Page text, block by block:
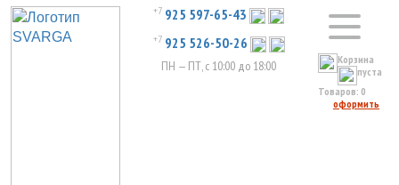
+7 925 597-65-43
+7 925 526-50-26
ПН — ПТ, с 10:00 до 18:00
Корзина
пуста
Товаров: 0
оформить